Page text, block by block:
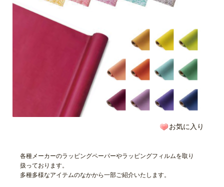
お気に入り
各種メーカーのラッピングペーパーやラッピングフィルムを取り
扱っております。
多種多様なアイテムのなかから一部ご紹介いたします。